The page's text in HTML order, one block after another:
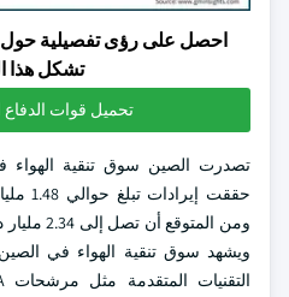
احصل على رؤى تفصيلية حول
تشكل هذا
تحميل قوات الدفاع
تصدرت الصين سوق تنقية الهواء
ويشهد سوق تنقية الهواء في